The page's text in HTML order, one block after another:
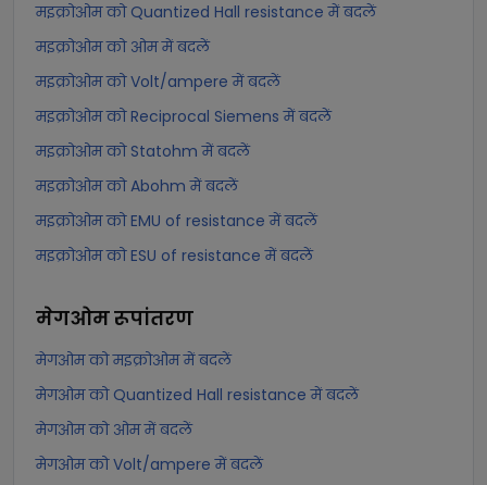
मइक्रोओम को Quantized Hall resistance में बदलें
मइक्रोओम को ओम में बदलें
मइक्रोओम को Volt/ampere में बदलें
मइक्रोओम को Reciprocal Siemens में बदलें
मइक्रोओम को Statohm में बदलें
मइक्रोओम को Abohm में बदलें
मइक्रोओम को EMU of resistance में बदलें
मइक्रोओम को ESU of resistance में बदलें
मेगओमरूपांतरण
मेगओम को मइक्रोओम में बदलें
मेगओम को Quantized Hall resistance में बदलें
मेगओम को ओम में बदलें
मेगओम को Volt/ampere में बदलें